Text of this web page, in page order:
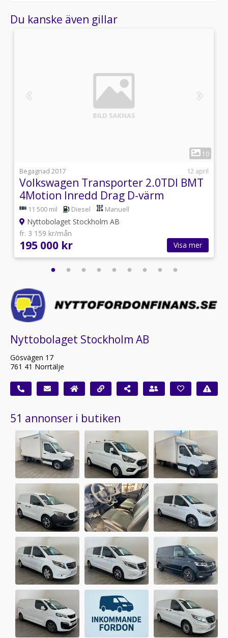
Du kanske även gillar
10
Begagnad 2017
12 april
Volkswagen Transporter 2.0TDI BMT
4Motion Inredd Drag D-värm
11 500 mil Diesel Manuell
Nyttobolaget Stockholm AB
fr. 3 159 kr/mån
195 000 kr Visa mer
Nyttobolaget Stockholm AB
Gösvägen 17
761 41 Norrtälje
51 annonser i butiken